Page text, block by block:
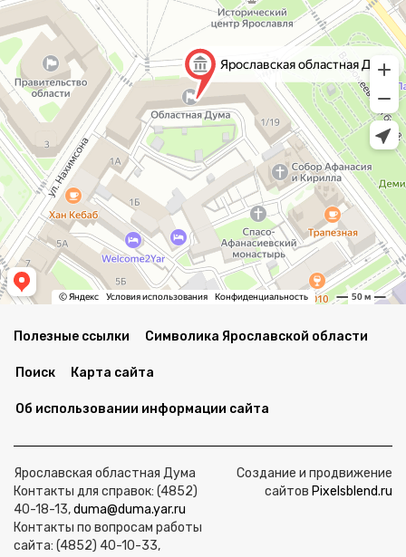
Полезные ссылки Символика Ярославской области
Поиск Карта сайта
Об использовании информации сайта
Ярославская областная Дума
Контакты для справок: (4852)
40-18-13,duma@duma.yar.ru
Контакты по вопросам работы
сайта: (4852) 40-10-33,
Создание и продвижение
сайтов Pixelsblend.ru